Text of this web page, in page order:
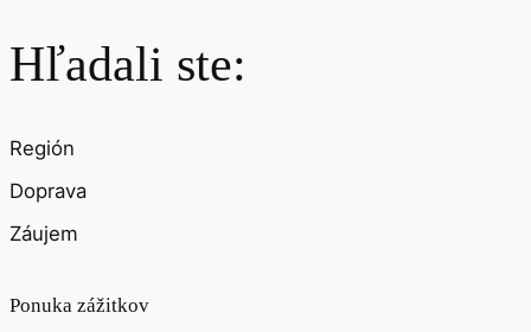
Hľadali ste:
Región
Doprava
Záujem
Ponuka zážitkov